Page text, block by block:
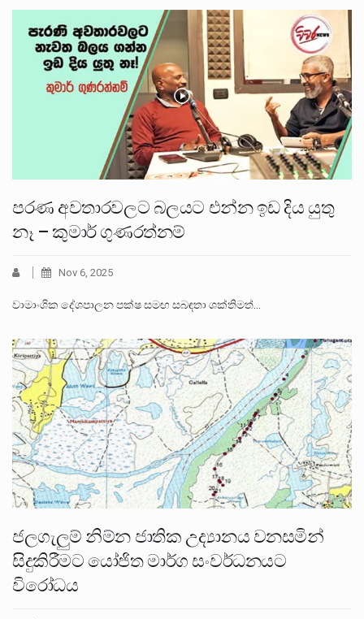
පරණ අවතාරවලට බලයට එන්න ඉඩ දිය යුතු
නෑ – කුමාර් ගුණරත්නම්
Nov 6, 2025
වාමාංශික දේශපාලන පක්ෂ සමඟ සබඳතා ශක්තිමත්…
ජලගැලුම් නිම්න ජාතික උද්‍යානය වනසමින්
සිදුකිරීමට යෝජිත මාර්ග සංවර්ධනයට
විරෝධය